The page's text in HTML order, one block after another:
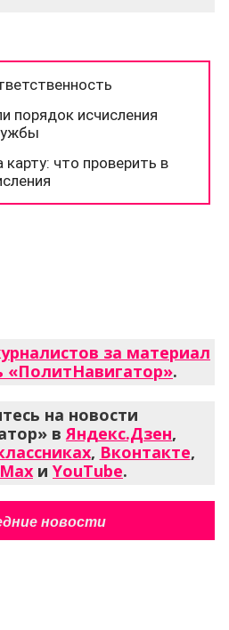
за материал
«ПолитНавигатор».
на новости
в Яндекс.Дзен,
, Вконтакте,
Max и YouTube.
новости